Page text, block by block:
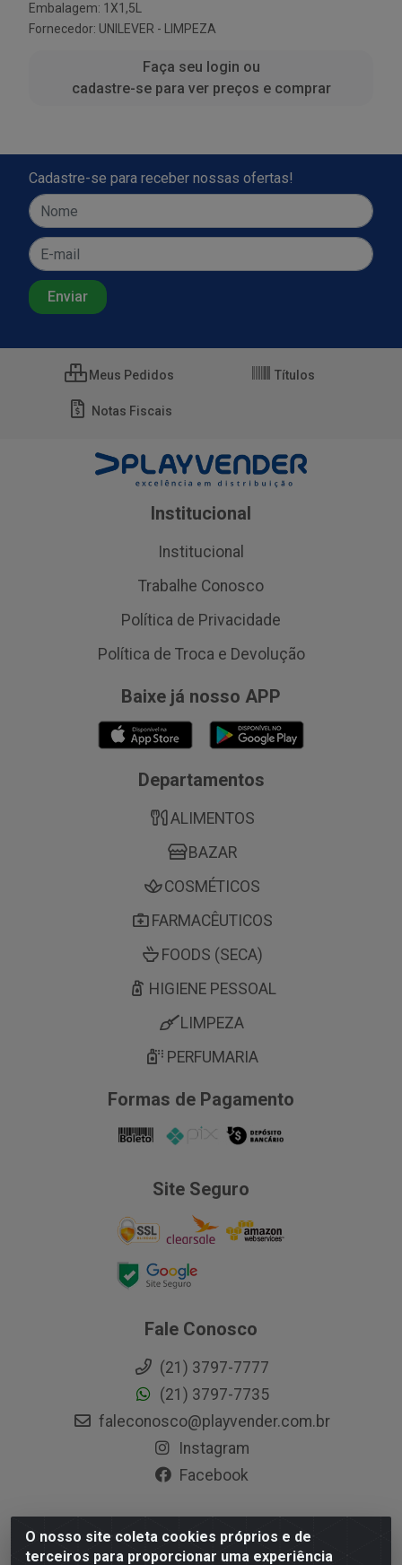
Embalagem: 1X1,5L
Fornecedor: UNILEVER - LIMPEZA
Faça seu login ou
cadastre-se para ver preços e comprar
O nosso site coleta cookies próprios e de
terceiros para proporcionar uma experiência
Cadastre-se para receber nossas ofertas!
Meus Pedidos Títulos
Notas Fiscais
Institucional
Institucional
Trabalhe Conosco
Política de Privacidade
Política de Troca e Devolução
Baixe já nosso APP
Departamentos
ALIMENTOS
BAZAR
COSMÉTICOS
FARMACÊUTICOS
FOODS (SECA)
HIGIENE PESSOAL
LIMPEZA
PERFUMARIA
Formas de Pagamento
Site Seguro
Fale Conosco
(21) 3797-7777
(21) 3797-7735
faleconosco@playvender.com.br
Instagram
Facebook
Playvender Distribuidora - Avenida Ana Dantas, 183-